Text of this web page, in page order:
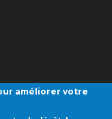
améliorer votre